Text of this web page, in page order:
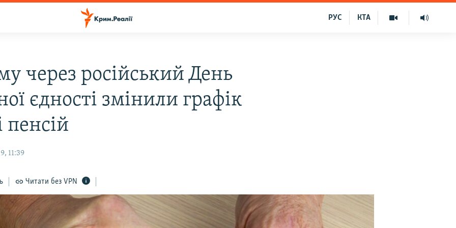
КТА
РУС
через російський День
єдності змінили графік
пенсій
11:39
Читати без VPN